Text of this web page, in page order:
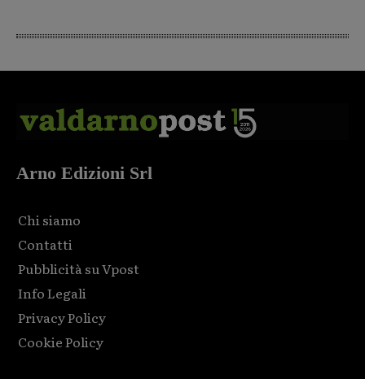
Arno Edizioni Srl
Chi siamo
Contatti
Pubblicità su Vpost
Info Legali
Privacy Policy
Cookie Policy